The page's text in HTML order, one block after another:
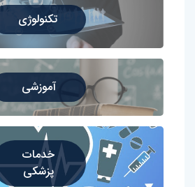
تکنولوژی
آموزشی
خدمات
پزشکی